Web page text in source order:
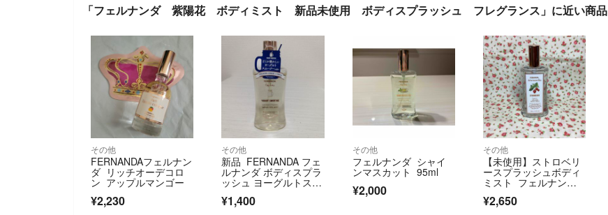
「フェルナンダ 紫陽花 ボディミスト 新品未使用 ボディスプラッシュ フレグランス」に近い商品
その他
FERNANDAフェルナン
ダ リッチオーデコロ
ン アップルマンゴー
¥2,230
その他
新品 FERNANDA フェ
ルナンダ ボディスプラ
ッシュ ヨーグルトスム
ージー
¥1,400
その他
フェルナンダ シャイ
ンマスカット 95ml
¥2,000
その他
【未使用】ストロベリ
ースプラッシュボディ
ミスト フェルナン
ダ 苺 限定品 日本製
¥2,650